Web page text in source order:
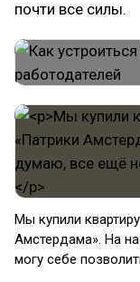
почти все силы.
Мы купили
Амстердама». На
могу себе